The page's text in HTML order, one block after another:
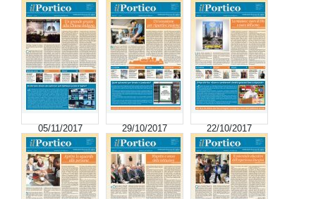
05/11/2017 29/10/2017 22/10/2017